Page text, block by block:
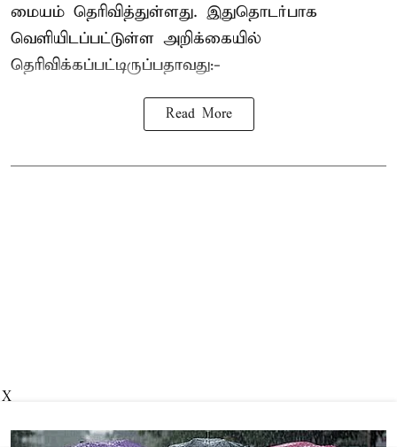
மையம் தெரிவித்துள்ளது. இதுதொடர்பாக
வெளியிடப்பட்டுள்ள அறிக்கையில்
தெரிவிக்கப்பட்டிருப்பதாவது:-
Read More
X